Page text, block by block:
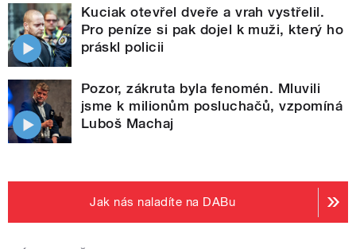
Kuciak otevřel dveře a vrah vystřelil.
Pro peníze si pak dojel k muži, který ho
práskl policii
Pozor, zákruta byla fenomén. Mluvili
jsme k milionům posluchačů, vzpomíná
Luboš Machaj
Jak nás naladíte na DABu